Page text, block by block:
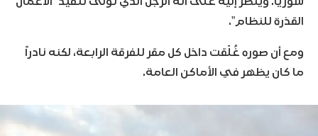
القذرة للنظام”.
ومع أن صوره غُلّقت داخل كل مقر للفرقة الرابعة، لكنه نادراً
ما كان يظهر في الأماكن العامة.